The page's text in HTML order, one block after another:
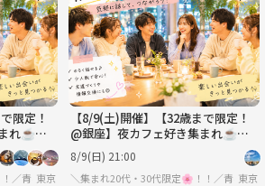
限定！
れ☕️限
交流ナイ
／青春をもう一度‼️の会✨
東京
【8/9(土)開催】【32歳まで限定！
@銀座】夜カフェ好き集まれ☕️限
定6名！大人のリラックス交流ナイ
トカフェ会✨
8/9(日) 21:00
＼集まれ20代・30代限定🌸！！／青春を
東京